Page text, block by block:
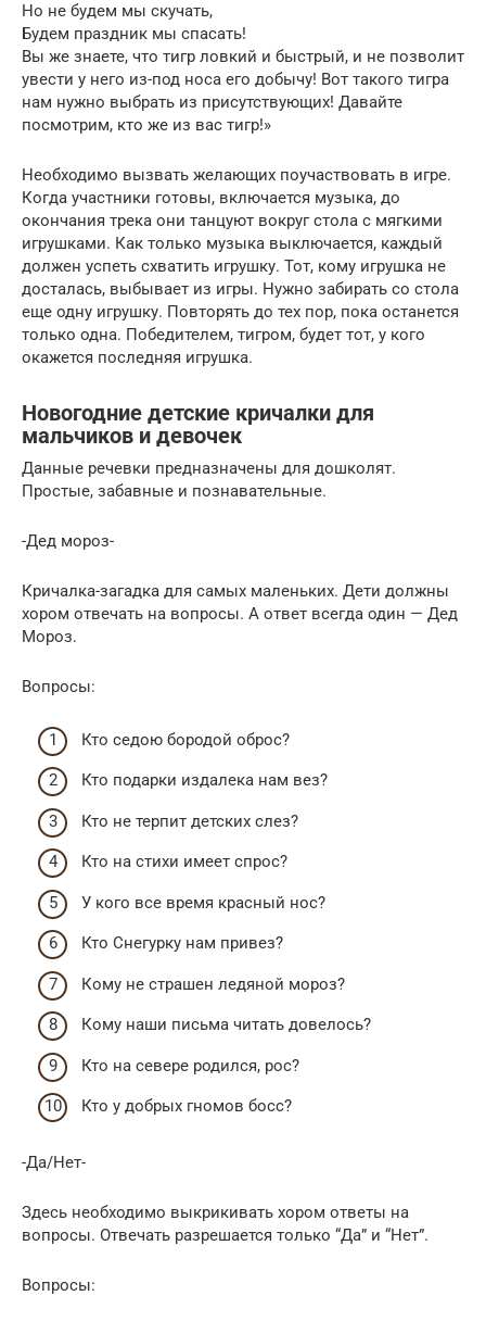
Но не будем мы скучать,
Будем праздник мы спасать!
Вы же знаете, что тигр ловкий и быстрый, и не позволит
увести у него из-под носа его добычу! Вот такого тигра
нам нужно выбрать из присутствующих! Давайте
посмотрим, кто же из вас тигр!»
Необходимо вызвать желающих поучаствовать в игре.
Когда участники готовы, включается музыка, до
окончания трека они танцуют вокруг стола с мягкими
игрушками. Как только музыка выключается, каждый
должен успеть схватить игрушку. Тот, кому игрушка не
досталась, выбывает из игры. Нужно забирать со стола
еще одну игрушку. Повторять до тех пор, пока останется
только одна. Победителем, тигром, будет тот, у кого
окажется последняя игрушка.
Новогодние детские кричалки для
мальчиков и девочек
Данные речевки предназначены для дошколят.
Простые, забавные и познавательные.
-Дед мороз-
Кричалка-загадка для самых маленьких. Дети должны
хором отвечать на вопросы. А ответ всегда один — Дед
Мороз.
Вопросы:
Кто седою бородой оброс?
Кто подарки издалека нам вез?
Кто не терпит детских слез?
Кто на стихи имеет спрос?
У кого все время красный нос?
Кто Снегурку нам привез?
Кому не страшен ледяной мороз?
Кому наши письма читать довелось?
Кто на севере родился, рос?
Кто у добрых гномов босс?
-Да/Нет-
Здесь необходимо выкрикивать хором ответы на
вопросы. Отвечать разрешается только “Да” и “Нет”.
Вопросы: